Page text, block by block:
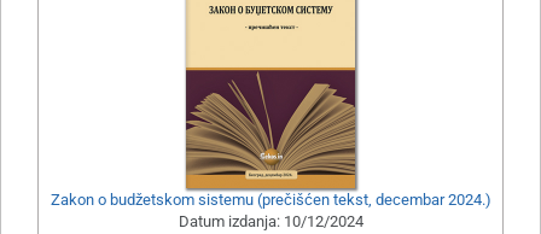
Zakon o budžetskom sistemu (prečišćen tekst, decembar 2024.)
Datum izdanja: 10/12/2024